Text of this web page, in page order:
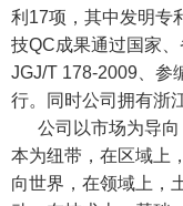
利17项，其中发明专
技QC成果通过国家
JGJ/T 178-2009、参
行。同时公司拥有浙
公司以市场为导向
本为纽带，在区域上
向世界，在领域上，